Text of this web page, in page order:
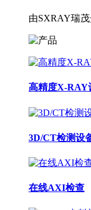
由SXRAY瑞
高精度X-RAY
3D/CT检测设
在线AXI检查